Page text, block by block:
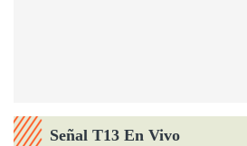
Señal T13 En Vivo